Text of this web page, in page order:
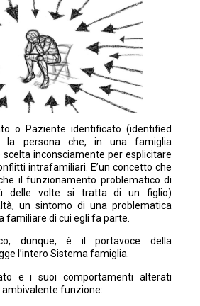
o Paziente identificato (identified
la persona che, in una famiglia
inconsciamente per esplicitare
intrafamiliari. E’un concetto che
il funzionamento problematico di
delle volte si tratta di un figlio)
un sintomo di una problematica
familiare di cui egli fa parte.
dunque, è il portavoce della
l’intero Sistema famiglia.
e i suoi comportamenti alterati
ambivalente funzione: